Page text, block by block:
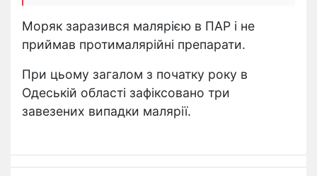
Моряк заразився малярією в ПАР і не
приймав протималярійні препарати.
При цьому загалом з початку року в
Одеській області зафіксовано три
завезених випадки малярії.